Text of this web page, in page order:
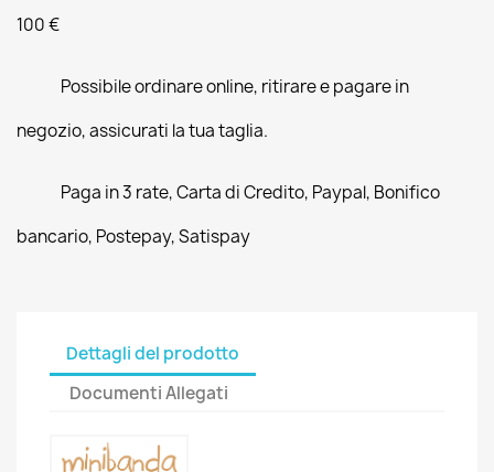
100 €
Possibile ordinare online, ritirare e pagare in
negozio, assicurati la tua taglia.
Paga in 3 rate, Carta di Credito, Paypal, Bonifico
bancario, Postepay, Satispay
Dettagli del prodotto
Documenti Allegati